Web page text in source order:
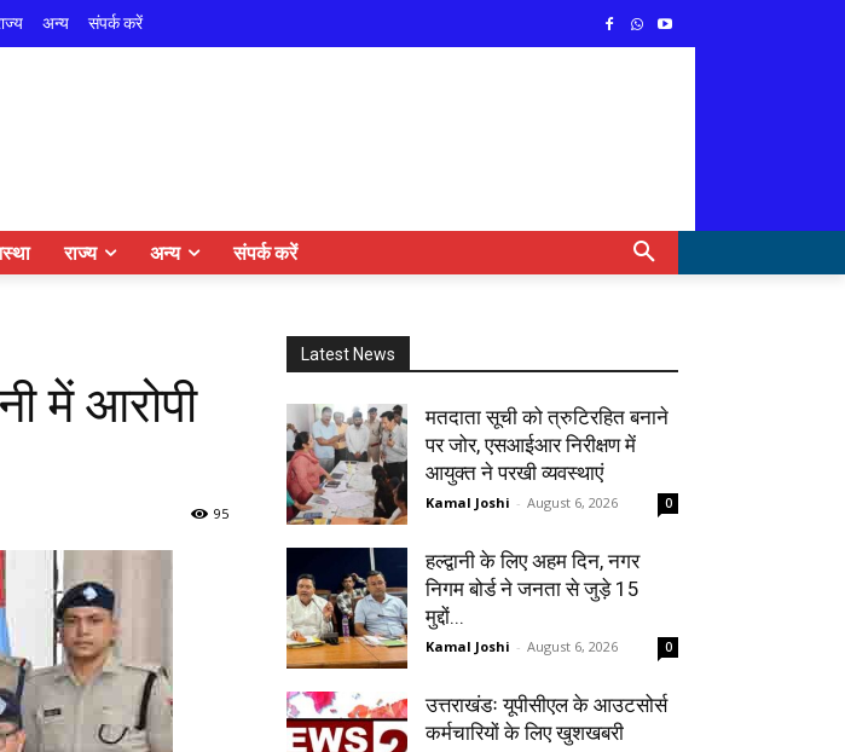
अन्य संपर्क करें
राज्य अन्य संपर्क करें
में आरोपी
95
Latest News
मतदाता सूची को त्रुटिरहित बनाने
पर जोर, एसआईआर निरीक्षण में
आयुक्त ने परखी व्यवस्थाएं
Kamal Joshi - August 6, 2026 0
हल्द्वानी के लिए अहम दिन, नगर
निगम बोर्ड ने जनता से जुड़े 15
मुद्दों...
Kamal Joshi - August 6, 2026 0
उत्तराखंडः यूपीसीएल के आउटसोर्स
कर्मचारियों के लिए खुशखबरी